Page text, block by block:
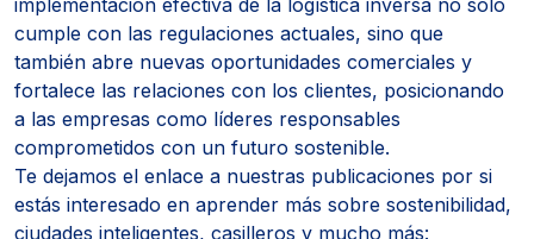
implementación efectiva de la logística inversa no solo
cumple con las regulaciones actuales, sino que
también abre nuevas oportunidades comerciales y
fortalece las relaciones con los clientes, posicionando
a las empresas como líderes responsables
comprometidos con un futuro sostenible.
Te dejamos el enlace a nuestras publicaciones por si
estás interesado en aprender más sobre sostenibilidad,
ciudades inteligentes, casilleros y mucho más: